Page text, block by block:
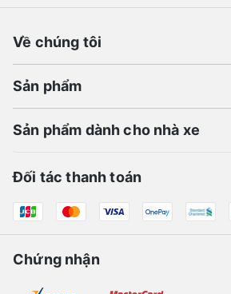
Về chúng tôi
Sản phẩm
Sản phẩm dành cho nhà xe
Đối tác thanh toán
Chứng nhận